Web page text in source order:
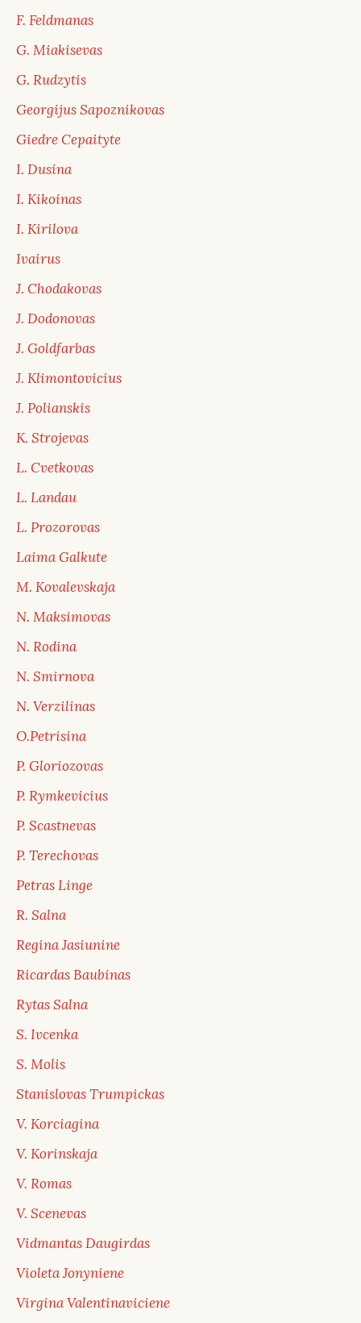
F. Feldmanas
G. Miakisevas
G. Rudzytis
Georgijus Sapoznikovas
Giedre Cepaityte
I. Dusina
I. Kikoinas
I. Kirilova
Ivairus
J. Chodakovas
J. Dodonovas
J. Goldfarbas
J. Klimontovicius
J. Polianskis
K. Strojevas
L. Cvetkovas
L. Landau
L. Prozorovas
Laima Galkute
M. Kovalevskaja
N. Maksimovas
N. Rodina
N. Smirnova
N. Verzilinas
O.Petrisina
P. Gloriozovas
P. Rymkevicius
P. Scastnevas
P. Terechovas
Petras Linge
R. Salna
Regina Jasiunine
Ricardas Baubinas
Rytas Salna
S. Ivcenka
S. Molis
Stanislovas Trumpickas
V. Korciagina
V. Korinskaja
V. Romas
V. Scenevas
Vidmantas Daugirdas
Violeta Jonyniene
Virgina Valentinaviciene